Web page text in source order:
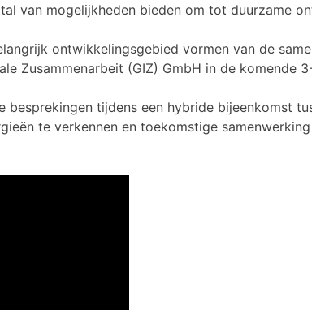
van mogelijkheden bieden om tot duurzame
ontwikkelingsgebied vormen van de
Zusammenarbeit (GIZ) GmbH in de komende
tijdens een hybride bijeenkomst
te verkennen en toekomstige